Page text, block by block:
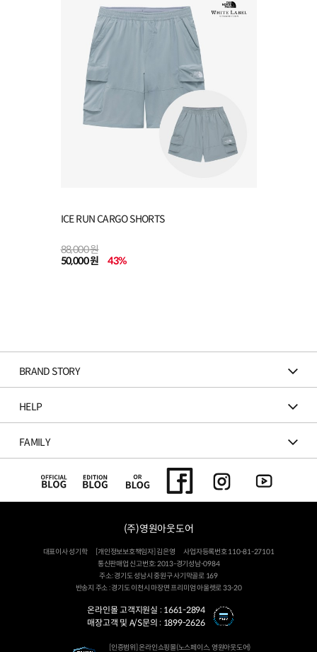
ICE RUN CARGO SHORTS
88,000 원
50,000 원
43%
BRAND STORY
HELP
FAMILY
(주)영원아웃도어
대표이사 성기학 [개인정보보호책임자] 김은영
사업자등록번호 110-81-27101
통신판매업 신고번호: 2013-경기성남-0984
주소: 경기도 성남시 중원구 사기막골로 169
반송지 주소 : 경기도 이천시 마장면 프리미엄 아울렛로 33-20
온라인몰 고객지원실 : 1661-2894
매장고객 및 A/S문의 : 1899-2626
[인증범위] 온라인쇼핑몰(노스페이스, 영원아웃도어)